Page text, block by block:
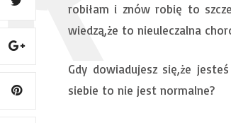
robiłam i znów robię to
wiedzą,że to nieuleczalna
Gdy dowiadujesz się,że
siebie to nie jest normalne?